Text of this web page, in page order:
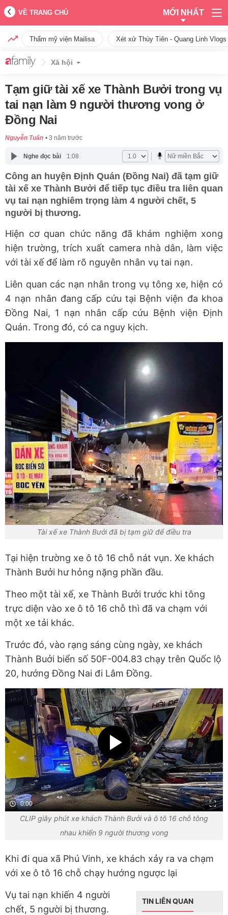
VỀ TRANG CHỦ MỚI NHẤT
Thẩm mỹ viện Mailisa Xét xử Thùy Tiên - Quang Linh
Xã hội
Tạm giữ tài xế xe Thành Bưởi trong vụ
tai nạn làm 9 người thương vong ở
Đồng Nai
Nguyễn Tuấn 3 năm trước
Nghe đọc bài 1:08
Công an huyện Định Quán (Đồng Nai) đã tạm giữ
tài xế xe Thành Bưởi để tiếp tục điều tra liên quan
vụ tai nạn nghiêm trọng làm 4 người chết, 5
người bị thương.
Hiện cơ quan chức năng đã khám nghiệm xong
hiện trường, trích xuất camera nhà dân, làm việc
với tài xế để làm rõ nguyên nhân vụ tai nạn.
Liên quan các nạn nhân trong vụ tông xe, hiện có
4 nạn nhân đang cấp cứu tại Bệnh viện đa khoa
Đồng Nai, 1 nạn nhân cấp cứu Bệnh viện Định
Quán. Trong đó, có ca nguy kịch.
Tài xế xe Thành Bưởi đã bị tạm giữ để điều tra
Tại hiện trường xe ô tô 16 chỗ nát vụn. Xe khách
Thành Bưởi hư hỏng nặng phần đầu.
Theo một tài xế, xe Thành Bưởi trước khi tông
trực diện vào xe ô tô 16 chỗ thì đã va chạm với
một xe tải khác.
Trước đó, vào rạng sáng cùng ngày, xe khách
Thành Buởi biển số 50F-004.83 chạy trên Quốc lộ
20, hướng Đồng Nai đi Lâm Đồng.
0:00
CLIP giây phút xe khách Thành Bưởi và ô tô 16 chỗ tông
nhau khiến 9 người thương vong
Khi đi qua xã Phú Vinh, xe khách xảy ra va chạm
với xe ô tô 16 chỗ chạy hướng ngược lại
TIN LIÊN QUAN
Vụ tai nạn khiến 4 người
chết, 5 người bị thương.